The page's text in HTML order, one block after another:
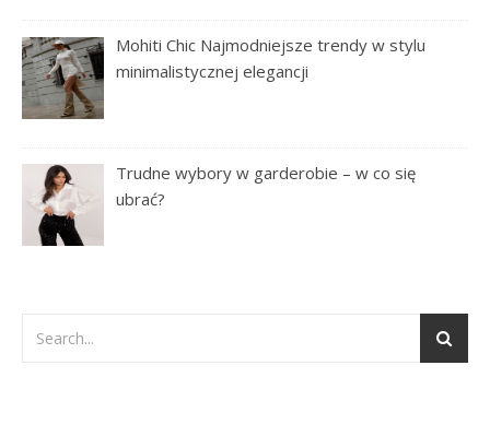
Mohiti Chic Najmodniejsze trendy w stylu
minimalistycznej elegancji
Trudne wybory w garderobie – w co się
ubrać?